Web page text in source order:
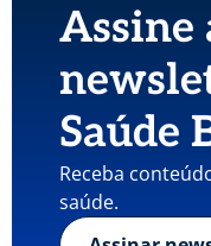
Assine
Saúde
Receba
saúde.